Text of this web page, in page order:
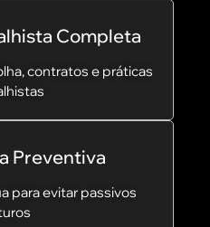
Completa
contratos e práticas
Preventiva
para evitar passivos